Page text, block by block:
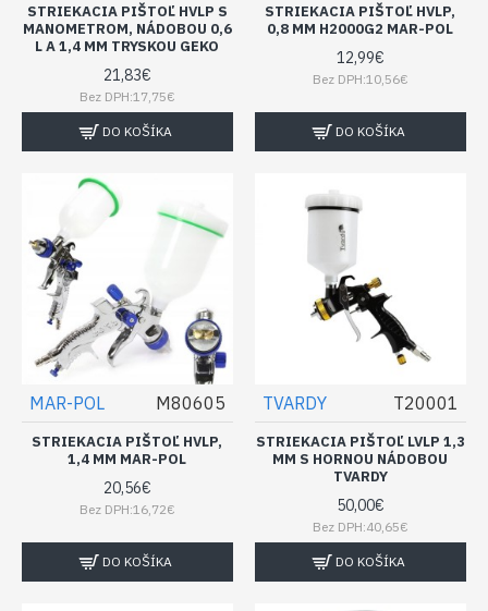
STRIEKACIA PIŠTOĽ HVLP S
MANOMETROM, NÁDOBOU 0,6
L A 1,4 MM TRYSKOU GEKO
21,83€
Bez DPH:17,75€
DO KOŠÍKA
STRIEKACIA PIŠTOĽ HVLP,
0,8 MM H2000G2 MAR-POL
12,99€
Bez DPH:10,56€
DO KOŠÍKA
MAR-POL M80605
STRIEKACIA PIŠTOĽ HVLP,
1,4 MM MAR-POL
20,56€
Bez DPH:16,72€
DO KOŠÍKA
TVARDY T20001
STRIEKACIA PIŠTOĽ LVLP 1,3
MM S HORNOU NÁDOBOU
TVARDY
50,00€
Bez DPH:40,65€
DO KOŠÍKA